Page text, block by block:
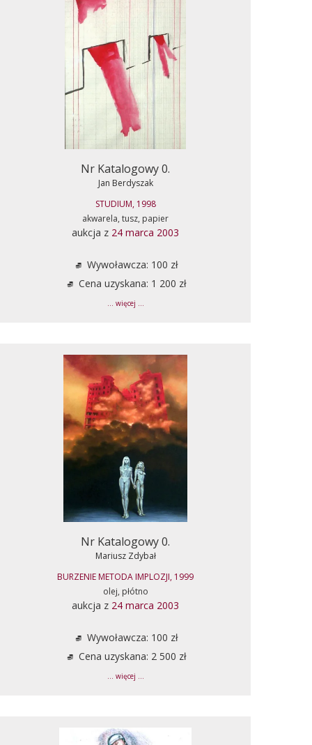
Nr Katalogowy 0.
Jan Berdyszak
STUDIUM, 1998
akwarela, tusz, papier
aukcja z 24 marca 2003
Wywoławcza: 100 zł
Cena uzyskana: 1 200 zł
... więcej ...
Nr Katalogowy 0.
Mariusz Zdybał
BURZENIE METODA IMPLOZJI, 1999
olej, płótno
aukcja z 24 marca 2003
Wywoławcza: 100 zł
Cena uzyskana: 2 500 zł
... więcej ...